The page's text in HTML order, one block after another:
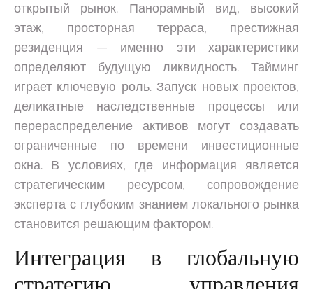
открытый рынок. Панорамный вид, высокий
этаж, просторная терраса, престижная
резиденция — именно эти характеристики
определяют будущую ликвидность. Тайминг
играет ключевую роль. Запуск новых проектов,
деликатные наследственные процессы или
перераспределение активов могут создавать
ограниченные по времени инвестиционные
окна. В условиях, где информация является
стратегическим ресурсом, сопровождение
эксперта с глубоким знанием локального рынка
становится решающим фактором.
Интеграция в глобальную